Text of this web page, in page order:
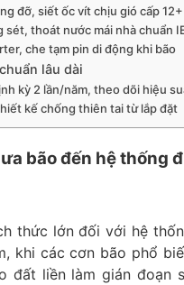
đỡ, siết ốc vít chịu gió cấp 12+​
sét, thoát nước mái nhà chuẩn
che tạm pin di động khi bão
lâu dài
kỳ 2 lần/năm, theo dõi hiệu
kế chống thiên tai từ lắp đặt
bão đến hệ thống
thức lớn đối với hệ
khi các cơn bão phổ
đất liền làm gián đoạn